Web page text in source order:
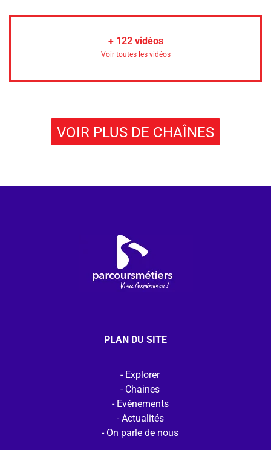
+ 122vidéos
Voir toutes les vidéos
VOIR PLUS DE CHAÎNES
PLAN DU SITE
Explorer
Chaines
Evénements
Actualités
On parle de nous